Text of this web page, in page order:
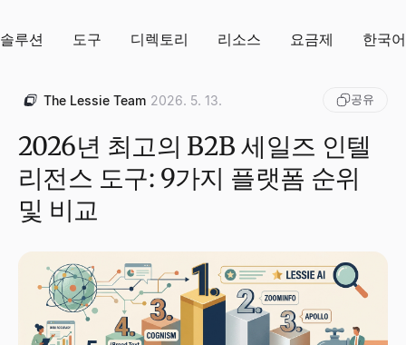
솔루션 도구 디렉토리 리소스 요금제 한국어
The Lessie Team 2026. 5. 13. 공유
2026년 최고의 B2B 세일즈 인텔
리전스 도구: 9가지 플랫폼 순위
및 비교